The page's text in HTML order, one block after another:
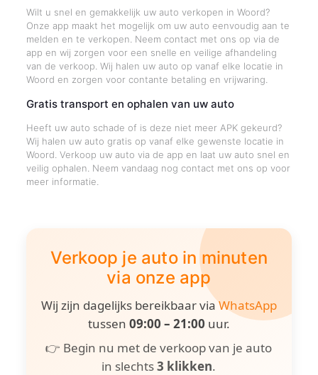
Wilt u snel en gemakkelijk uw auto verkopen in Woord?
Onze app maakt het mogelijk om uw auto eenvoudig aan te
melden en te verkopen. Neem contact met ons op via de
app en wij zorgen voor een snelle en veilige afhandeling
van de verkoop. Wij halen uw auto op vanaf elke locatie in
Woord en zorgen voor contante betaling en vrijwaring.
Gratis transport en ophalen van uw auto
Heeft uw auto schade of is deze niet meer APK gekeurd?
Wij halen uw auto gratis op vanaf elke gewenste locatie in
Woord. Verkoop uw auto via de app en laat uw auto snel en
veilig ophalen. Neem vandaag nog contact met ons op voor
meer informatie.
Verkoop je auto in minuten
via onze app
Wij zijn dagelijks bereikbaar viaWhatsApp
tussen 09:00 – 21:00 uur.
👉 Begin nu met de verkoop van je auto
in slechts3 klikken.